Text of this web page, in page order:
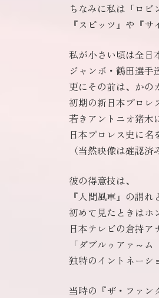
ちなみに私は「ロビ
『スピッツ』や『
私が小さい頃は全日
ジャンボ・鶴田選手
更にその前は、かの
初期の新日本プロレ
若きアントニオ猪木
日本プロレス史に名
（当然映像は確認済
彼の得意技は、
『人間風車』の謂
初めて見たときはホ
日本テレビの倉持ア
「ダブルゥアァ～
独特のイントネーシ
当時の『ザ・ファン